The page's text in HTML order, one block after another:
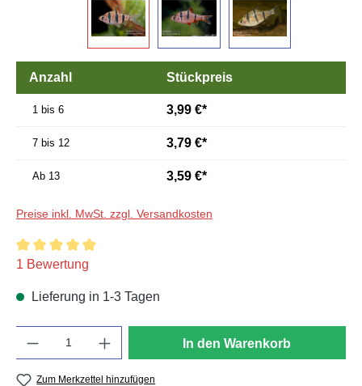
Anzahl Stückpreis
1 bis 6 3,99 €*
7 bis 12 3,79 €*
Ab 13 3,59 €*
Preise inkl. MwSt. zzgl. Versandkosten
Durchschnittliche Bewertung von 5 von 5 Sternen
1 Bewertung
Lieferung in 1-3 Tagen
In den Warenkorb
Zum Merkzettel hinzufügen